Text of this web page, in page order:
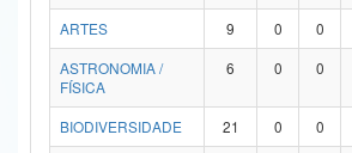
Secretaria de Governo
ARTES 9 0 0
ASTRONOMIA /
FÍSICA
6 0 0
BIODIVERSIDADE 21 0 0